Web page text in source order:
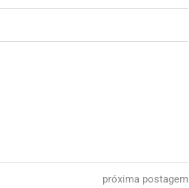
próxima postagem